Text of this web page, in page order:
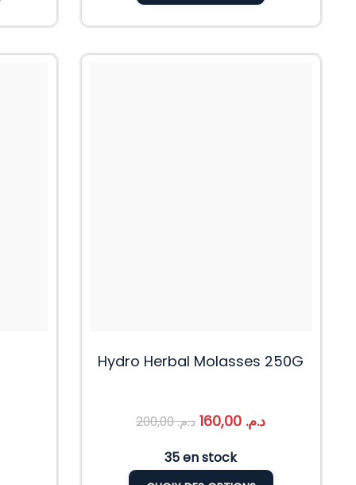
Hydro Herbal Molasses 250G
د.م.200,00 د.م.
35 en stock